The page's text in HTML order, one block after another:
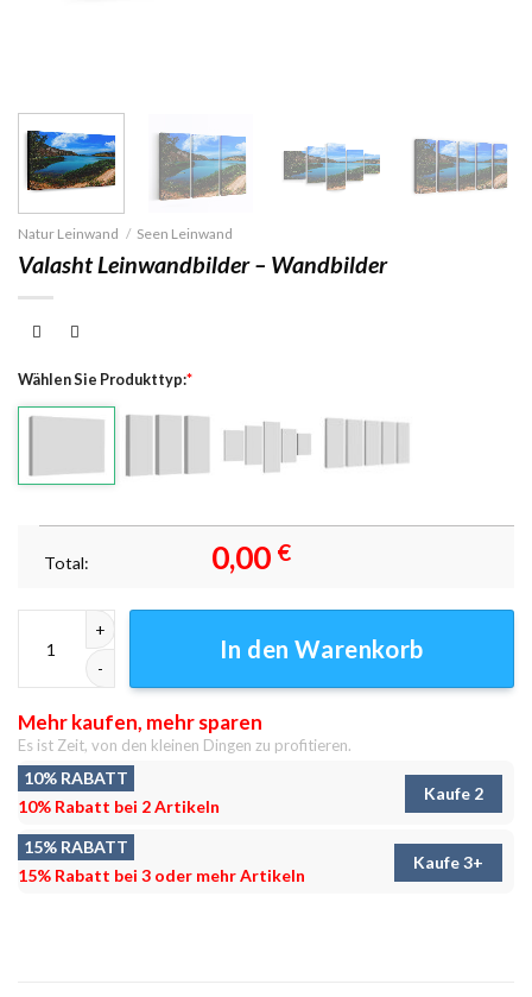
Natur Leinwand / Seen Leinwand
Valasht Leinwandbilder – Wandbilder
Wählen Sie Produkttyp:*
Total: 0,00 €
In den Warenkorb
Mehr kaufen, mehr sparen
Es ist Zeit, von den kleinen Dingen zu profitieren.
10% RABATT
10% Rabatt bei 2 Artikeln
Kaufe 2
15% RABATT
15% Rabatt bei 3 oder mehr Artikeln
Kaufe 3+